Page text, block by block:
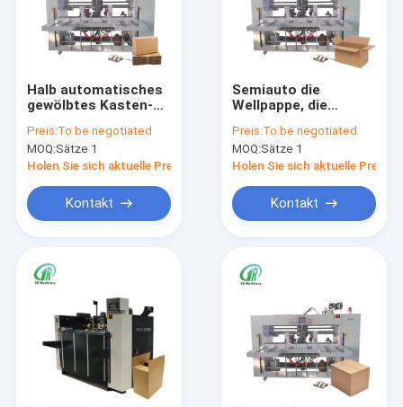
Produkte
VR Show
Über uns
Halb automatisches
gewölbtes Kasten-
Doppeltes nageln
hohe Präzision
Preis:To be negotiated
MOQ:Sätze 1
Holen Sie sich aktuelle Preis
Kontakt
Semiauto die
Wellpappe, die
Kasten-Automaten
herstellt
Preis:To be negotiated
MOQ:Sätze 1
Holen Sie sich aktuelle Preis
Kontakt